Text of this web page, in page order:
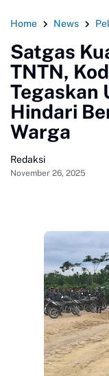
Home News
Satgas
TNTN,
Tegaskan
Hindari
Warga
Redaksi
November 26, 2025